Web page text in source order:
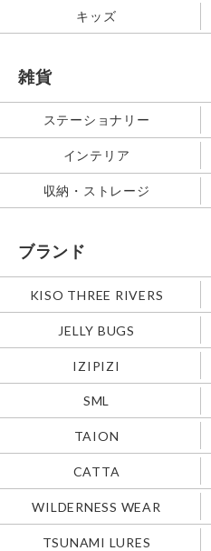
キッズ
雑貨
ステーショナリー
インテリア
収納・ストレージ
ブランド
KISO THREE RIVERS
JELLY BUGS
IZIPIZI
SML
TAION
CATTA
WILDERNESS WEAR
TSUNAMI LURES